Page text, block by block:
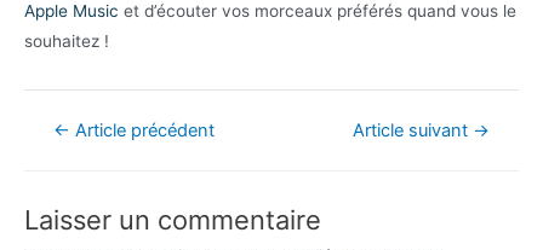
Apple Music et d’écouter vos morceaux préférés quand vous le
souhaitez !
Navigation
← Article précédent Article suivant →
Laisser un commentaire